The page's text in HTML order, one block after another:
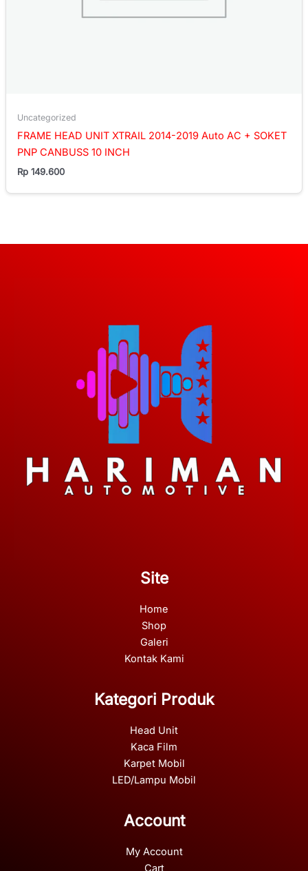
Uncategorized
FRAME HEAD UNIT XTRAIL 2014-2019 Auto AC + SOKET
PNP CANBUSS 10 INCH
Rp 149.600
Site
Home
Shop
Galeri
Kontak Kami
Kategori Produk
Head Unit
Kaca Film
Karpet Mobil
LED/Lampu Mobil
Account
My Account
Cart